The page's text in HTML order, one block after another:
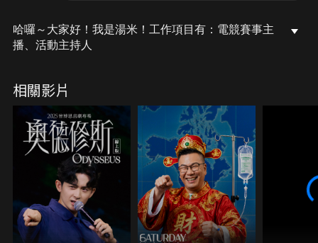
哈囉～大家好！我是湯米！工作項目有：電競賽事主
播、活動主持人
相關影片